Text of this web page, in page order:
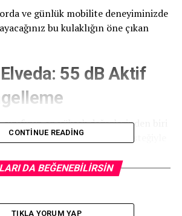
ve günlük mobilite deneyiminizde
bu kulaklığın öne çıkan
55 dB Aktif
sınıfının en yüksek değerlerinden biri
Engelleme (ANC)
özellikle metro, otobüs ve uçak gibi
gürültü azaltma (ENC) teknolojisi,
CONTINUE READING
DA BEĞENEBILIRSIN
TIKLA YORUM YAP